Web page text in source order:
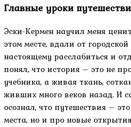
Главные уроки
Эски-Кермен научил меня
этом месте, вдали от
настоящему расслабиться и
понял, что история – это не
учебника, а живая ткань,
живших много веков назад. И
осознал, что путешествия –
места, но и про новые